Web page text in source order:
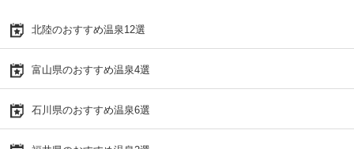
北陸のおすすめ温泉12選
富山県のおすすめ温泉4選
石川県のおすすめ温泉6選